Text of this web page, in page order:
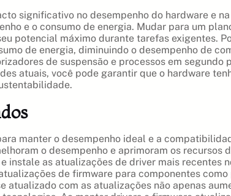
significativo no desempenho do hardware e
e o consumo de energia. Mudar para um
potencial máximo durante tarefas exigentes.
de energia, diminuindo o desempenho de
de suspensão e processos em segundo
atuais, você pode garantir que o hardware
manter o desempenho ideal e a
o desempenho e aprimoram os recursos
instale as atualizações de driver mais recentes
de firmware para componentes
com as atualizações não apenas